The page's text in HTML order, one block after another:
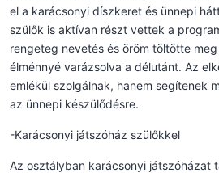
el a karácsonyi díszkeret és ünnepi
szülők is aktívan részt vettek a
rengeteg nevetés és öröm töltötte
élménnyé varázsolva a délutánt. Az
emlékül szolgálnak, hanem segítenek
az ünnepi készülődésre.
-Karácsonyi játszóház szülőkkel
Az osztályban karácsonyi játszóházat